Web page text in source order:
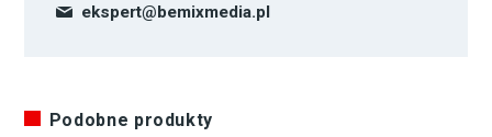
ekspert@bemixmedia.pl
Podobne produkty